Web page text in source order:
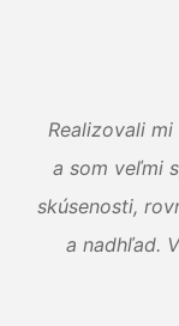
Realizovali
a som veľmi
skúsenosti,
a nadhľad.